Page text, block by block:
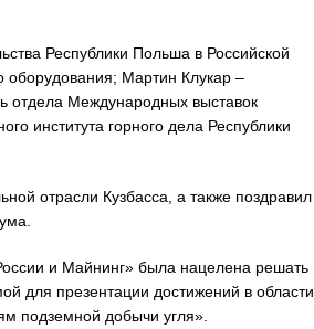
Республики Польша в Российской
оборудования; Мартин Клукар –
отдела Международных выставок
института горного дела Республики
отрасли Кузбасса, а также поздравил
и Майнинг» была нацелена решать
для презентации достижений в области
подземной добычи угля».